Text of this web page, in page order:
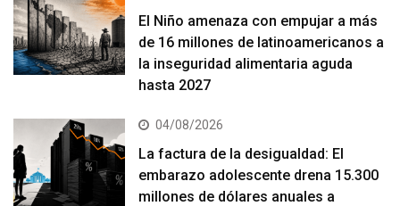
El Niño amenaza con empujar a más
de 16 millones de latinoamericanos a
la inseguridad alimentaria aguda
hasta 2027
04/08/2026
La factura de la desigualdad: El
embarazo adolescente drena 15.300
millones de dólares anuales a